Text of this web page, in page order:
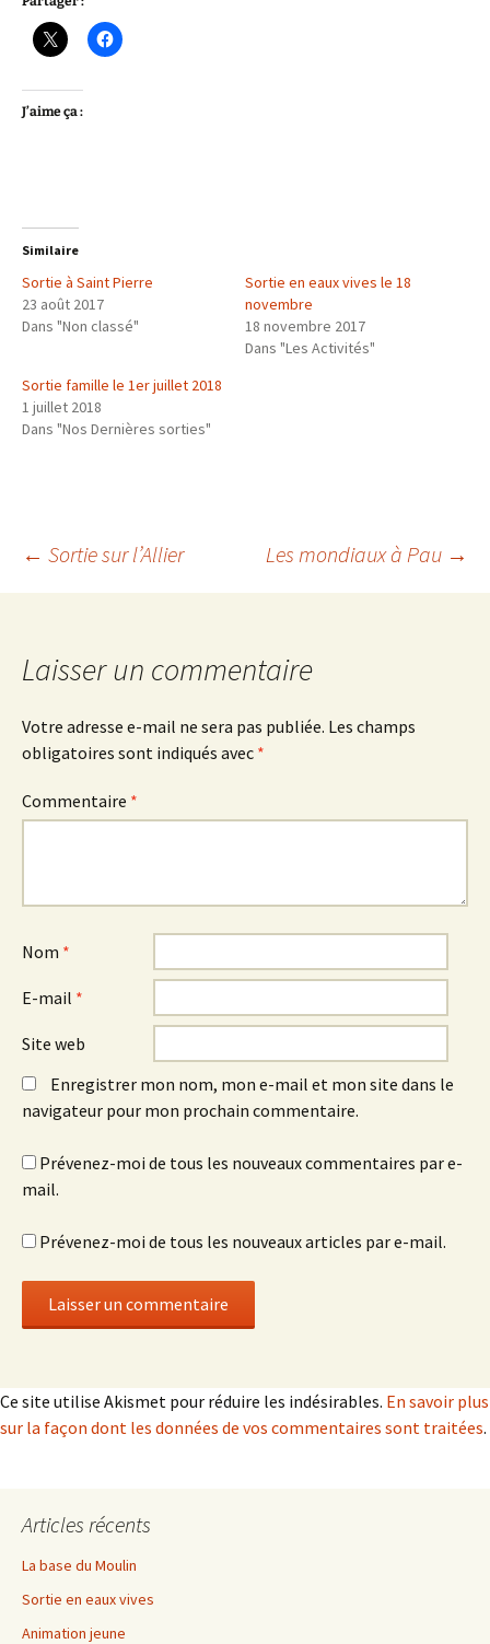
J’aime ça :
Similaire
Sortie à Saint Pierre
23 août 2017
Dans "Non classé"
Sortie en eaux vives le 18
novembre
18 novembre 2017
Dans "Les Activités"
Sortie famille le 1er juillet 2018
1 juillet 2018
Dans "Nos Dernières sorties"
Navigation
articles
← Sortie sur l’Allier Les mondiaux à Pau →
Laisser un commentaire
Votre adresse e-mail ne sera pas publiée. Les champs
obligatoires sont indiqués avec *
Commentaire *
Nom *
E-mail *
Site web
Enregistrer mon nom, mon e-mail et mon site dans le
navigateur pour mon prochain commentaire.
Prévenez-moi de tous les nouveaux commentaires par e-
mail.
Prévenez-moi de tous les nouveaux articles par e-mail.
Ce site utilise Akismet pour réduire les indésirables. En savoir plus
sur la façon dont les données de vos commentaires sont traitées.
Articles récents
La base du Moulin
Sortie en eaux vives
Animation jeune